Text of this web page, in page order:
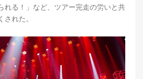
れる！」など、ツアー完走の労いと共
された。